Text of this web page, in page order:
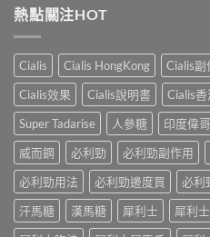
實
證
你
真
相，
備
孕
男
必
讀〉
位
真
實
體
驗
＋
醫
真
相
大
開〉
效
法
與
印
度
Levifil-
20〉
凍
用
與
副
作
用：
果
凍
嘅
速
效
術
熱點關注HOT
Cialis Cialis HongKong Cialis副
Cialis效果
Cialis說明書 Cialis香
Super Tadarise
人參糖 印度偉哥
威而鋼
必利勁 必利勁副作用
必利勁用法
必利勁邊度買 必利
汗馬糖
漢馬糖 犀利士 犀利